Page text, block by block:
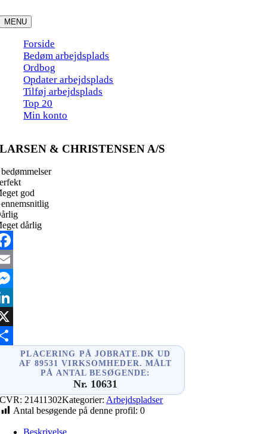
to
content
MENU
Forside
Bedøm arbejdsplads
Ordbog
Opdater arbejdsplads
Tilføj arbejdsplads
Top 20
Min konto
LARSEN & CHRISTENSEN A/S
god
dårlig
PLACERING PÅ JOBRATE.DK UD
AF 89531 VIRKSOMHEDER. MÅLT
PÅ ANTAL BESØGENDE:
Nr. 10631
CVR: 21411302Kategorier: Arbejdspladser
Antal besøgende på denne profil: 0